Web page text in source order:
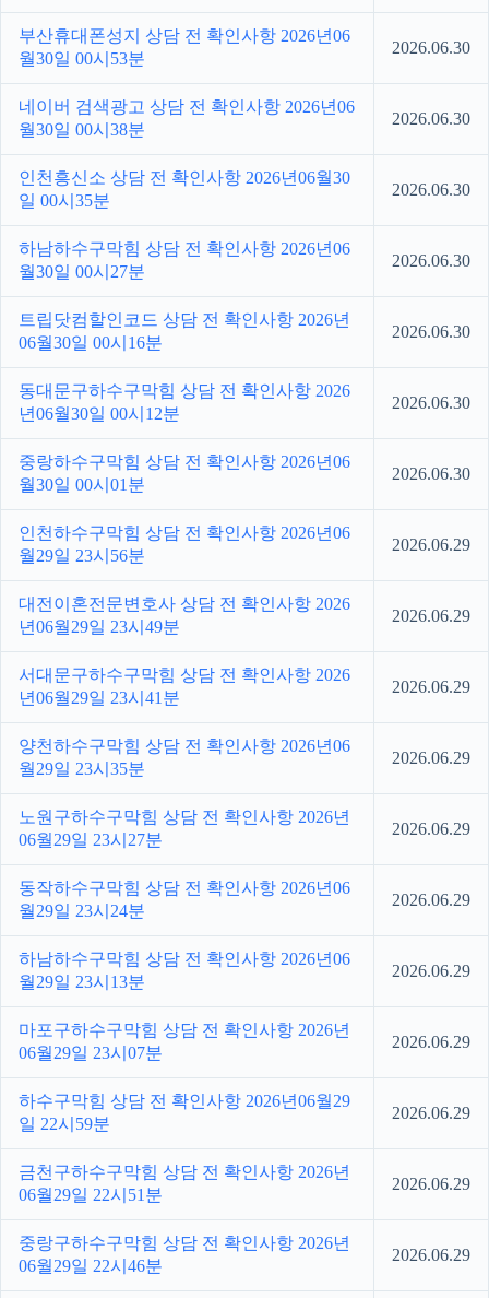
부산휴대폰성지 상담 전 확인사항 2026년06
월30일 00시53분
2026.06.30
네이버 검색광고 상담 전 확인사항 2026년06
월30일 00시38분
2026.06.30
인천흥신소 상담 전 확인사항 2026년06월30
일 00시35분
2026.06.30
하남하수구막힘 상담 전 확인사항 2026년06
월30일 00시27분
2026.06.30
트립닷컴할인코드 상담 전 확인사항 2026년
06월30일 00시16분
2026.06.30
동대문구하수구막힘 상담 전 확인사항 2026
년06월30일 00시12분
2026.06.30
중랑하수구막힘 상담 전 확인사항 2026년06
월30일 00시01분
2026.06.30
인천하수구막힘 상담 전 확인사항 2026년06
월29일 23시56분
2026.06.29
대전이혼전문변호사 상담 전 확인사항 2026
년06월29일 23시49분
2026.06.29
서대문구하수구막힘 상담 전 확인사항 2026
년06월29일 23시41분
2026.06.29
양천하수구막힘 상담 전 확인사항 2026년06
월29일 23시35분
2026.06.29
노원구하수구막힘 상담 전 확인사항 2026년
06월29일 23시27분
2026.06.29
동작하수구막힘 상담 전 확인사항 2026년06
월29일 23시24분
2026.06.29
하남하수구막힘 상담 전 확인사항 2026년06
월29일 23시13분
2026.06.29
마포구하수구막힘 상담 전 확인사항 2026년
06월29일 23시07분
2026.06.29
하수구막힘 상담 전 확인사항 2026년06월29
일 22시59분
2026.06.29
금천구하수구막힘 상담 전 확인사항 2026년
06월29일 22시51분
2026.06.29
중랑구하수구막힘 상담 전 확인사항 2026년
06월29일 22시46분
2026.06.29